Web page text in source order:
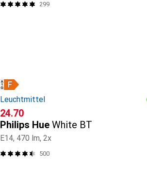
299
Leuchtmittel
CHF
24.70
Philips Hue White BT
E14, 470 lm, 2x
500